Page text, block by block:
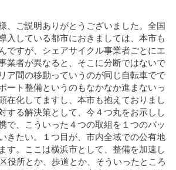
、ご説明ありがとうございました。全国
入している都市におきましては、本市も
ですが、シェアサイクル事業者ごとにエ
業者が異なると、そこに分断ではないで
ア間の移動っていうのが同じ自転車でで
ート整備というのもなかなか進まないっ
在化してますし、本市も抱えておりまし
する解決策として、今４つ丸をお示しし
で、こういった４つの取組を１つのパッ
きたい。１つ目が、市内全域での公有地
す。ここは横浜市として、整備を加速し
役所とか、歩道とか、そういったところ